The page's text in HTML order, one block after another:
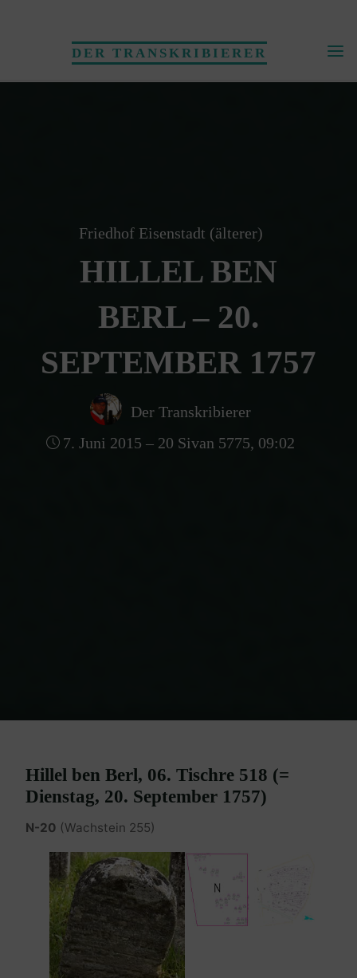
DER TRANSKRIBIERER
Friedhof Eisenstadt (älterer)
HILLEL BEN
BERL – 20.
SEPTEMBER 1757
Der Transkribierer
7. Juni 2015 – 20 Sivan 5775, 09:02
Hillel ben Berl, 06. Tischre 518 (=
Dienstag, 20. September 1757)
N-20 (Wachstein 255)